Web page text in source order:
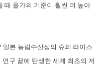
때 올가의 기준이 훨씬 더 높아
일본 농림수산성의 슈퍼 라이스
연구 끝에 탄생한 세계 최초의 저